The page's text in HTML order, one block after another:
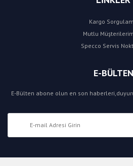
Kargo
Mutlu
Specco Servis
E-BÜLTEN
E-Bülten abone olun en son